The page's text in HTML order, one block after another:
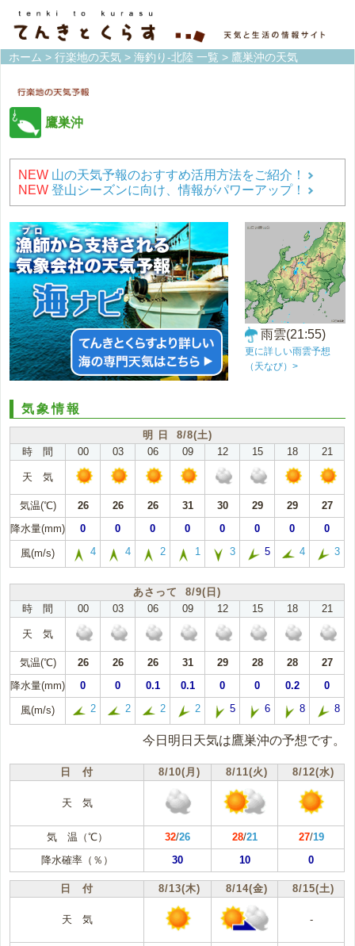
ホーム > 行楽地の天気 > 海釣り-北陸 一覧 > 鷹巣沖の天気
鷹巣沖
NEW 山の天気予報のおすすめ活用方法をご紹介！
NEW 登山シーズンに向け、情報がパワーアップ！
雨雲(21:55)
更に詳しい雨雲予想
（天なび）>
気象情報
明 日 8/8(土)
時 間
00 03 06 09 12 15 18 21
天 気
気温(℃) 26 26 26 31 30 29 29
27
降水量(mm)
0 0 0 0 0 0 0 0
風(m/s) 4 4 2 1 3 5 4 3
あさって 8/9(日)
時 間
00 03 06 09 12 15 18 21
天 気
気温(℃) 26 26 26 31 29 28 28
27
降水量(mm)
0 0 0.1 0.1 0 0 0.2 0
風(m/s) 2 2 2 2 5 6 8 8
今日明日天気は鷹巣沖の予想です。
日 付 8/10(月) 8/11(火) 8/12(水)
天 気
気 温（℃） 32/26 28/21 27/19
降水確率（％）
30 10 0
日 付 8/13(木) 8/14(金) 8/15(土)
天 気 -